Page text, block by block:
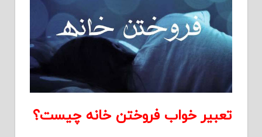
تعبیر خواب فروختن خانه چیست؟